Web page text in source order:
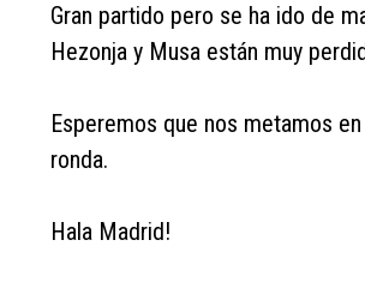
Gran partido pero se ha ido de
Hezonja y Musa están muy
Esperemos que nos metamos
ronda.
Hala Madrid!